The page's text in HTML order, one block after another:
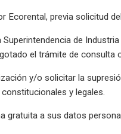
Ecorental, previa solicitud
Superintendencia de
el trámite de consulta
y/o solicitar la
y legales.
gratuita a sus datos